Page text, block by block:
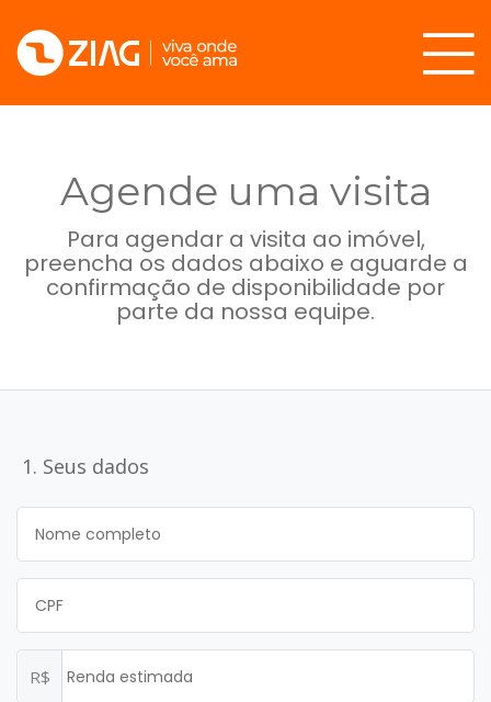
Agende uma visita
Para agendar a visita ao imóvel,
preencha os dados abaixo e aguarde a
confirmação de disponibilidade por
parte da nossa equipe.
1. Seus dados
R$